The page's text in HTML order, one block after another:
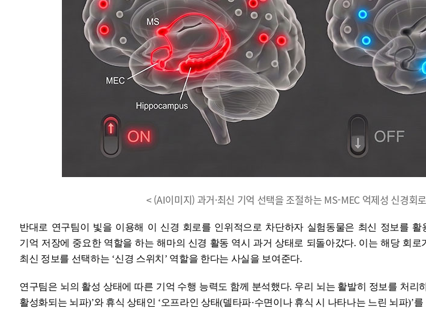
< (AI이미지) 과거·최신 기억 선택을 조절하는 MS-MEC 억제성 신경회
반대로 연구팀이 빛을 이용해 이 신경 회로를 인위적으로 차단하자 실험동물은 최신 정보를
기억 저장에 중요한 역할을 하는 해마의 신경 활동 역시 과거 상태로 되돌아갔다. 이는 해당 회
최신 정보를 선택하는 ‘신경 스위치’ 역할을 한다는 사실을 보여준다.
연구팀은 뇌의 활성 상태에 따른 기억 수행 능력도 함께 분석했다. 우리 뇌는 활발히 정보를 처리
활성화되는 뇌파)’와 휴식 상태인 ‘오프라인 상태(델타파·수면이나 휴식 시 나타나는 느린 뇌파)’